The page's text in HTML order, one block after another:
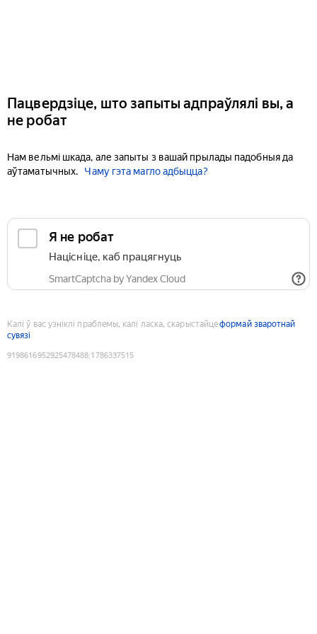
Пацвердзіце, што запыты адпраўлялі вы, а
не робат
Нам вельмі шкада, але запыты з вашай прылады падобныя да
аўтаматычных.
Чаму гэта магло адбыцца?
Я не робат
Націсніце, каб працягнуць
SmartCaptcha by Yandex Cloud
Калі ў вас узніклі праблемы, калі ласка, скарыстайцеформай зваротнай
сувязі
9198616952925478488:1786337515